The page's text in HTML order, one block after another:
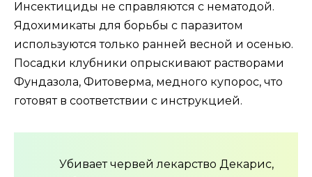
Инсектициды не справляются с нематодой.
Ядохимикаты для борьбы с паразитом
используются только ранней весной и осенью.
Посадки клубники опрыскивают растворами
Фундазола, Фитоверма, медного купорос, что
готовят в соответствии с инструкцией.
Убивает червей лекарство Декарис,